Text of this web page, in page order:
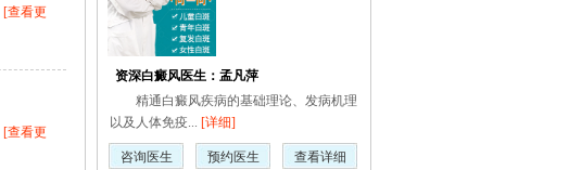
[查看更
[查看更
资深白癜风医生：孟凡萍
精通白癜风疾病的基础理论、发病机理
以及人体免疫... [详细]
咨询医生 预约医生 查看详细